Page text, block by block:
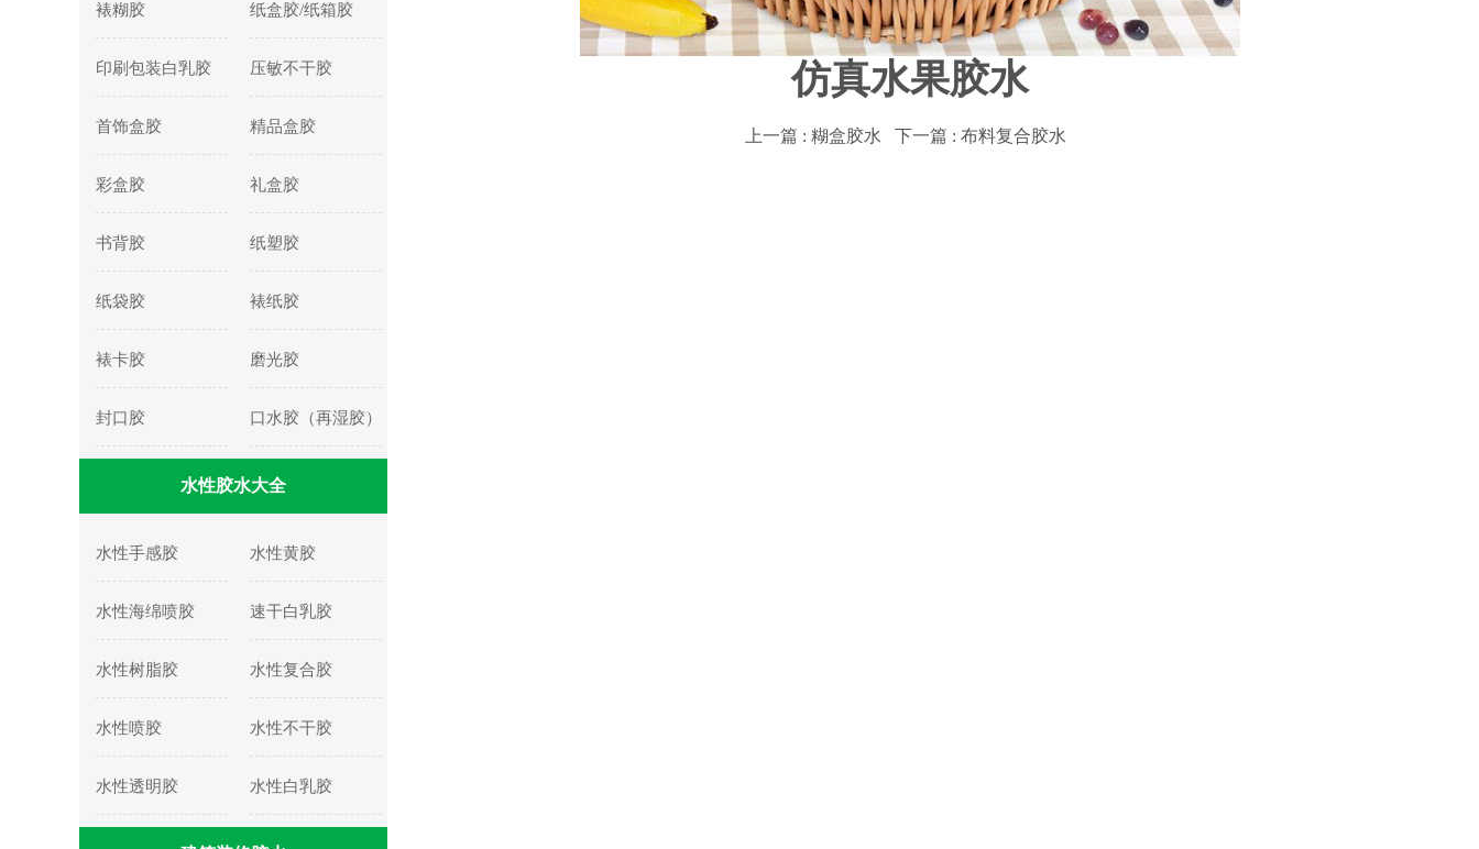
裱糊胶 纸盒胶/纸箱胶
印刷包装白乳胶 压敏不干胶
首饰盒胶 精品盒胶
彩盒胶 礼盒胶
书背胶 纸塑胶
纸袋胶 裱纸胶
裱卡胶 磨光胶
封口胶 口水胶（再湿胶）
水性胶水大全
水性手感胶 水性黄胶
水性海绵喷胶 速干白乳胶
水性树脂胶 水性复合胶
水性喷胶 水性不干胶
水性透明胶 水性白乳胶
仿真水果胶水
上一篇 : 糊盒胶水 下一篇 : 布料复合胶水